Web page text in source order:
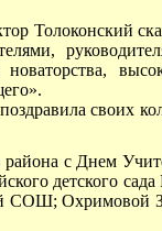
Толоконский
своих
района с Днем
детского
СОШ; Охримовой